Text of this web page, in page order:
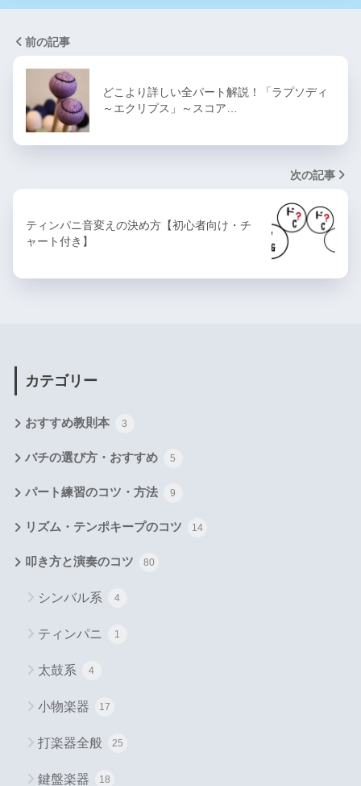
前の記事
どこより詳しい全パート解説！「ラプソディ
～エクリプス」～スコア…
次の記事
ティンパニ音変えの決め方【初心者向け・チ
ャート付き】
カテゴリー
おすすめ教則本 3
バチの選び方・おすすめ 5
パート練習のコツ・方法 9
リズム・テンポキープのコツ 14
叩き方と演奏のコツ 80
シンバル系 4
ティンパニ 1
太鼓系 4
小物楽器 17
打楽器全般 25
鍵盤楽器 18